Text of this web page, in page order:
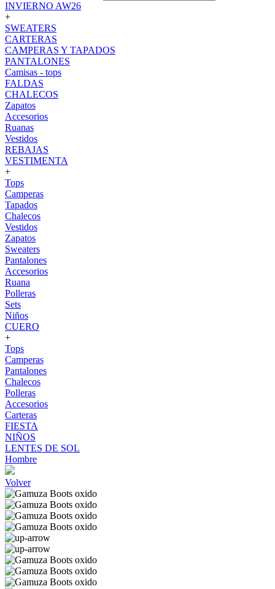
INVIERNO AW26
+
SWEATERS
CARTERAS
CAMPERAS Y TAPADOS
PANTALONES
Camisas - tops
FALDAS
CHALECOS
Zapatos
Accesorios
Ruanas
Vestidos
REBAJAS
VESTIMENTA
+
Tops
Camperas
Tapados
Chalecos
Vestidos
Zapatos
Sweaters
Pantalones
Accesorios
Ruana
Polleras
Sets
Niños
CUERO
+
Tops
Camperas
Pantalones
Chalecos
Polleras
Accesorios
Carteras
FIESTA
NIÑOS
LENTES DE SOL
Hombre
Volver